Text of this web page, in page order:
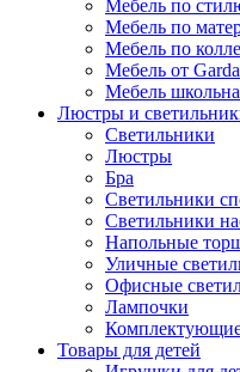
Мебель по
Мебель по
Мебель по
Мебель от
Мебель
Люстры и
Светильники
Люстры
Бра
Светильники
Светильники
Напольные
Уличные
Офисные
Лампочки
Комплектующие
Товары для детей